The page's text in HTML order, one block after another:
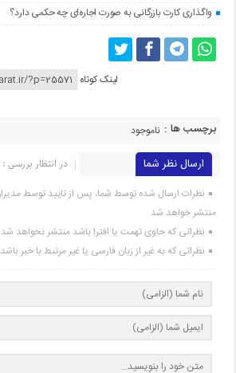
واگذاری کارت بازرگانی به صورت اجاره‌ای چه حکمی دارد؟
لینک کوتاه
برچسب ها : ناموجود
ارسال نظر شما
در انتظار بررسی : 0
نظرات ارسال شده توسط شما، پس از تایید توسط
منتشر خواهد شد.
نظراتی که حاوی تهمت یا افترا باشد منتشر نخواهد شد.
نظراتی که به غیر از زبان فارسی یا غیر مرتبط با خبر